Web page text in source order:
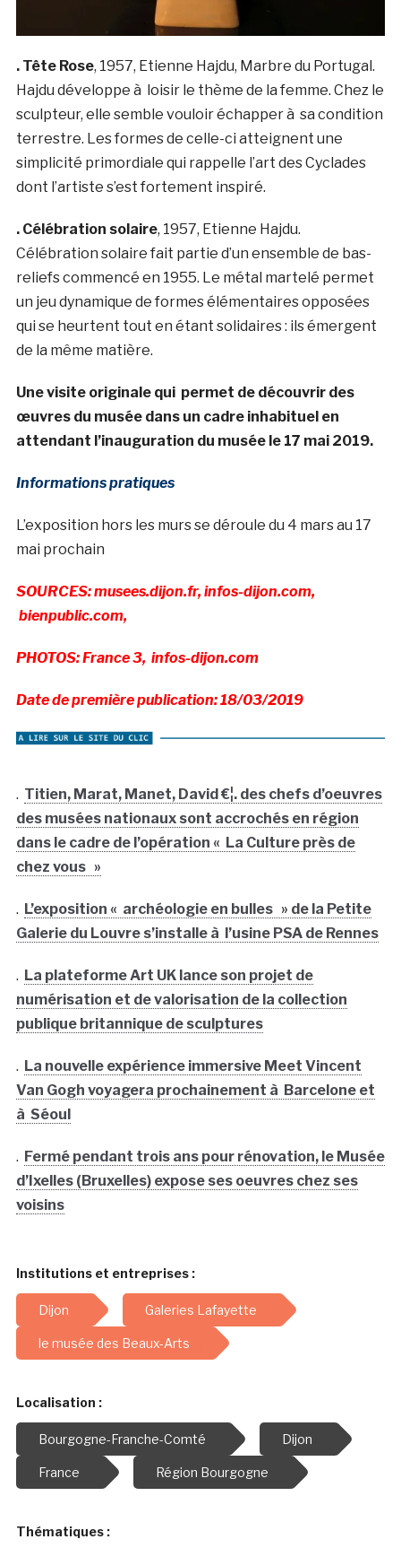
. Tête Rose, 1957, Etienne Hajdu, Marbre du Portugal.
Hajdu développe à loisir le thème de la femme. Chez le
sculpteur, elle semble vouloir échapper à sa condition
terrestre. Les formes de celle-ci atteignent une
simplicité primordiale qui rappelle l’art des Cyclades
dont l’artiste s’est fortement inspiré.
. Célébration solaire, 1957, Etienne Hajdu.
Célébration solaire fait partie d’un ensemble de bas-
reliefs commencé en 1955. Le métal martelé permet
un jeu dynamique de formes élémentaires opposées
qui se heurtent tout en étant solidaires : ils émergent
de la même matière.
Une visite originale qui permet de découvrir des
œuvres du musée dans un cadre inhabituel en
attendant l’inauguration du musée le 17 mai 2019.
Informations pratiques
L’exposition hors les murs se déroule du 4 mars au 17
mai prochain
SOURCES: musees.dijon.fr, infos-dijon.com,
bienpublic.com,
PHOTOS: France 3, infos-dijon.com
Date de première publication: 18/03/2019
. Titien, Marat, Manet, David €¦. des chefs d’oeuvres
des musées nationaux sont accrochés en région
dans le cadre de l’opération « La Culture près de
chez vous »
. L’exposition « archéologie en bulles » de la Petite
Galerie du Louvre s’installe à l’usine PSA de Rennes
. La plateforme Art UK lance son projet de
numérisation et de valorisation de la collection
publique britannique de sculptures
. La nouvelle expérience immersive Meet Vincent
Van Gogh voyagera prochainement à Barcelone et
à Séoul
. Fermé pendant trois ans pour rénovation, le Musée
d’Ixelles (Bruxelles) expose ses oeuvres chez ses
voisins
Institutions et entreprises :
Dijon Galeries Lafayette
le musée des Beaux-Arts
Localisation :
Bourgogne-Franche-Comté Dijon
France Région Bourgogne
Thématiques :